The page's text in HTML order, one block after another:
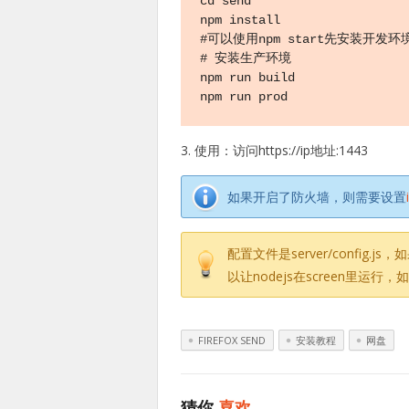
npm install
#可以使用npm start先安装开发环
# 安装生产环境
npm run build
npm run prod
3. 使用：访问https://ip地址:1443
如果开启了防火墙，则需要设置
配置文件是server/config.js，
以让nodejs在screen里运行，
FIREFOX SEND 安装教程 网盘